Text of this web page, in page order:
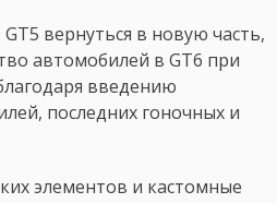
вернуться в новую часть,
автомобилей в GT6 при
введению
последних гоночных и
элементов и кастомные